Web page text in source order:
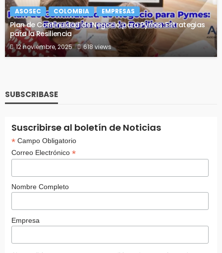
ASOSEC COLOMBIA EMPRESAS
Plan de Continuidad de Negocio para Pymes: Estrategias
para la Resiliencia
12 noviembre, 2025 618 views
SUBSCRIBASE
Suscribirse al boletín de Noticias
*Campo Obligatorio
Correo Electrónico *
Nombre Completo
Empresa